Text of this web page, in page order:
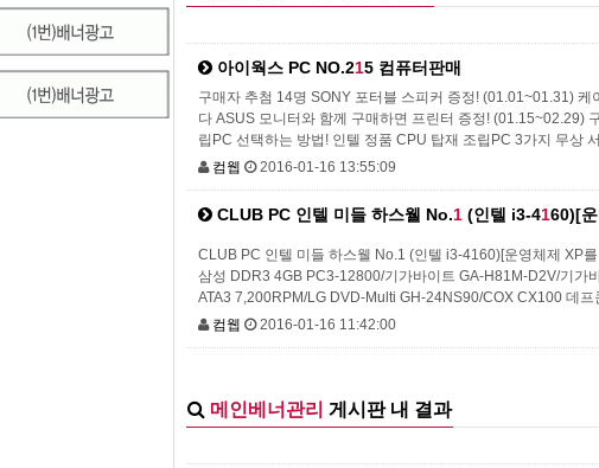
아이웍스 PC NO.215 컴퓨터판매
구매자 추첨 14명 SONY 포터블 스피커 증정! (01.01~01.31)
다 ASUS 모니터와 함께 구매하면 프린터 증정! (01.15~02.29)
립PC 선택하는 방법! 인텔 정품 CPU 탑재 조립PC 3가지 무상
컴웹
2016-01-16 13:55:09
CLUB PC 인텔 미들 하스웰 No.1 (인텔 i3-4160)[
CLUB PC 인텔 미들 하스웰 No.1 (인텔 i3-4160)[운영체제 XP
삼성 DDR3 4GB PC3-12800/기가바이트 GA-H81M-D2V/기가
ATA3 7,200RPM/LG DVD-Multi GH-24NS90/COX CX100 데
컴웹
2016-01-16 11:42:00
메인베너관리 게시판 내 결과